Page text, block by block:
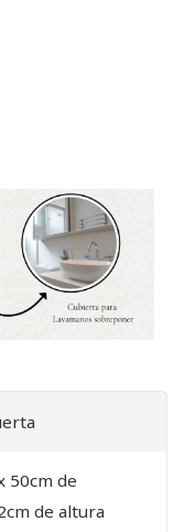
50cm de
de altura